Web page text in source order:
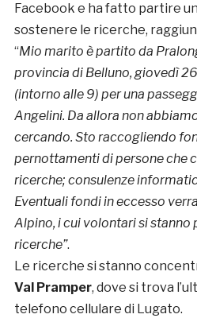
Facebook e ha fatto partire
sostenere le ricerche,
“Mio marito è partito da
provincia di Belluno, giovedì
(intorno alle 9) per una
Angelini. Da allora non
cercando. Sto raccogliendo
pernottamenti di persone che
ricerche; consulenze
Eventuali fondi in eccesso
Alpino, i cui volontari si stanno
ricerche”.
Le ricerche si stanno
Val Pramper, dove si trova
telefono cellulare di Lugato.